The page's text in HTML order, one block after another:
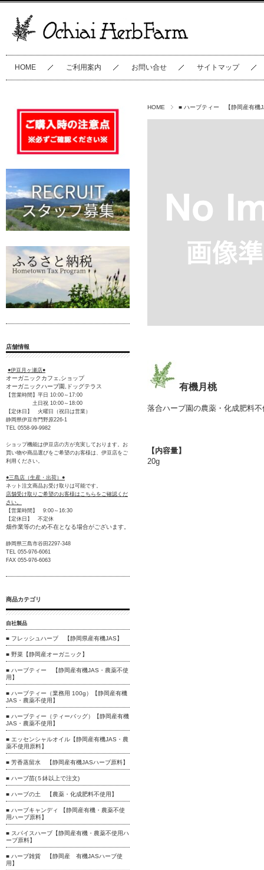
HOME ご利用案内 お問い合せ サイトマップ
HOME ■ ハーブティー 【静岡産有機
有機月桃
落合ハーブ園の農薬・化成肥料
【内容量】
20g
店舗情報
●伊豆月ヶ瀬店●
オーガニックカフェ,ショップ
オーガニックハーブ園,ドッグテラス
【営業時間】平日 10:00～17:00
土日祝 10:00～18:00
【定休日】 火曜日（祝日は営業）
静岡県伊豆市門野原226-1
TEL 0558-99-9982
ショップ機能は伊豆店の方が充実しております。お
買い物や商品選びをご希望のお客様は、伊豆店をご
利用ください。
●三島店（生産・出荷）●
ネット注文商品お受け取りは可能です。
店舗受け取りご希望のお客様はこちらをご確認くだ
さい。
【営業時間】 9:00～16:30
【定休日】 不定休
畑作業等のため不在となる場合がございます。
静岡県三島市谷田2297-348
TEL 055-976-6061
FAX 055-976-6063
商品カテゴリ
自社製品
■ フレッシュハーブ 【静岡県産有機JAS】
■ 野菜【静岡産オーガニック】
■ ハーブティー 【静岡産有機JAS・農薬不使
用】
■ ハーブティー（業務用 100g）【静岡産有機
JAS・農薬不使用】
■ ハーブティー（ティーバッグ）【静岡産有機
JAS・農薬不使用】
■ エッセンシャルオイル【静岡産有機JAS・農
薬不使用原料】
■ 芳香蒸留水 【静岡産有機JASハーブ原料】
■ ハーブ苗(５鉢以上で注文)
■ ハーブの土 【農薬・化成肥料不使用】
■ ハーブキャンディ 【静岡産有機・農薬不使
用ハーブ原料】
■ スパイスハーブ【静岡産有機・農薬不使用ハ
ーブ原料】
■ ハーブ雑貨 【静岡産 有機JASハーブ使
用】